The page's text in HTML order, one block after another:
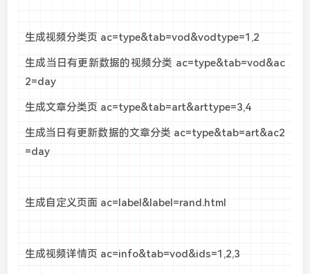
生成视频分类页 ac=type&tab=vod&vodtype=1,2
生成当日有更新数据的视频分类 ac=type&tab=vod&ac
2=day
生成文章分类页 ac=type&tab=art&arttype=3,4
生成当日有更新数据的文章分类 ac=type&tab=art&ac2
=day
生成自定义页面 ac=label&label=rand.html
生成视频详情页 ac=info&tab=vod&ids=1,2,3